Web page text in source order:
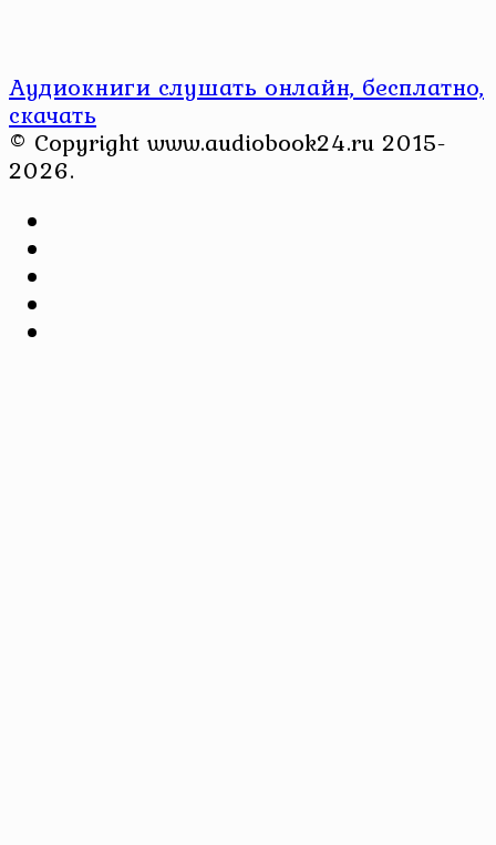
Аудиокниги слушать онлайн, бесплатно,
скачать
© Copyright www.audiobook24.ru 2015-
2026.